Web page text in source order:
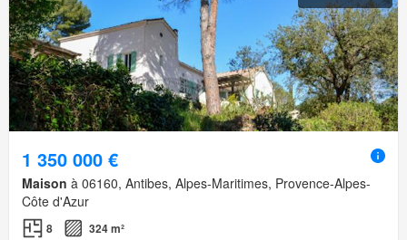
1 350 000 €
Maison à 06160, Antibes, Alpes-Maritimes, Provence-Alpes-
Côte d'Azur
8 324 m²